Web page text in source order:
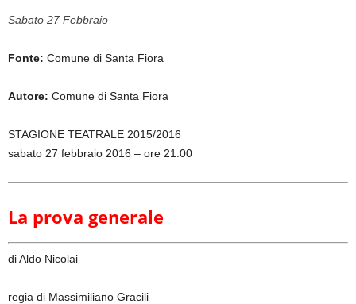
Sabato 27 Febbraio
Fonte: Comune di Santa Fiora
Autore: Comune di Santa Fiora
STAGIONE TEATRALE 2015/2016
sabato 27 febbraio 2016 – ore 21:00
La prova generale
di Aldo Nicolai
regia di Massimiliano Gracili